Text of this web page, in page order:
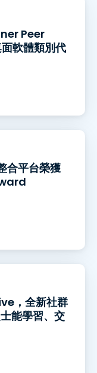
Peer
軟體類別代
合平台榮獲
，全新社群
能學習、交